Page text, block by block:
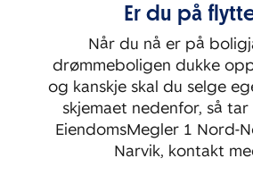
4
Soverom:
3
Er du på
Når du nå er på
drømmeboligen dukke
og kanskje skal du selge
skjemaet nedenfor, så
EiendomsMegler 1 Nord-
Narvik, kontakt